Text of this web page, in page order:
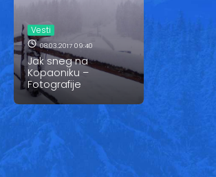
Vesti
08.03.2017 09:40
Jak sneg na
Kopaoniku –
Fotografije